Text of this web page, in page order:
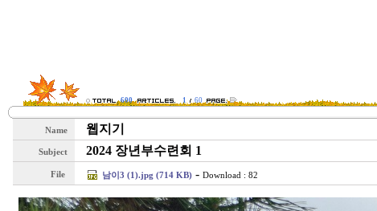
600 1 60
Name 웹지기
Subject 2024 장년부수련회 1
File 남이3 (1).jpg (714 KB) - Download : 82